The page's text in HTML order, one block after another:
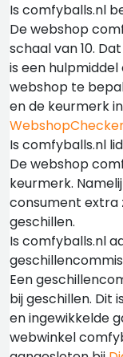
Is comfyballs.nl
De webshop
schaal van 10.
is een
webshop te
en de keurmerk
Is comfyballs.nl
De webshop
keurmerk.
consument extra
geschillen.
Is comfyballs.nl
Een
bij geschillen. Dit
en ingewikkelde
webwinkel